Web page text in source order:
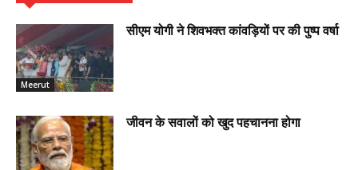
Meerut
सीएम योगी ने शिवभक्त कांवड़ियों पर की पुष्प वर्षा
जीवन के सवालों को खुद पहचानना होगा